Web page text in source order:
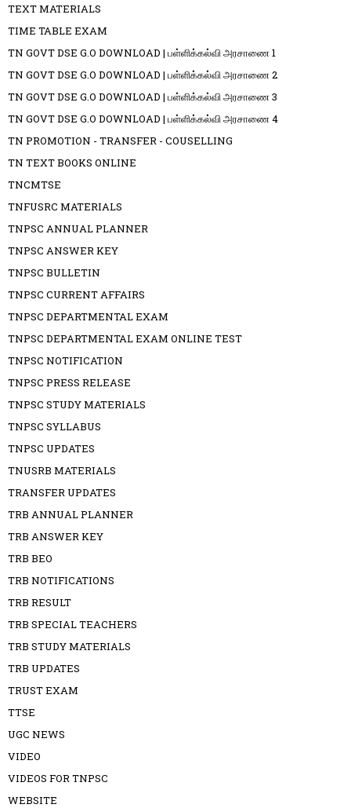
TEXT MATERIALS
TIME TABLE EXAM
TN GOVT DSE G.O DOWNLOAD | பள்ளிக்கல்வி அரசாணை 1
TN GOVT DSE G.O DOWNLOAD | பள்ளிக்கல்வி அரசாணை 2
TN GOVT DSE G.O DOWNLOAD | பள்ளிக்கல்வி அரசாணை 3
TN GOVT DSE G.O DOWNLOAD | பள்ளிக்கல்வி அரசாணை 4
TN PROMOTION - TRANSFER - COUSELLING
TN TEXT BOOKS ONLINE
TNCMTSE
TNFUSRC MATERIALS
TNPSC ANNUAL PLANNER
TNPSC ANSWER KEY
TNPSC BULLETIN
TNPSC CURRENT AFFAIRS
TNPSC DEPARTMENTAL EXAM
TNPSC DEPARTMENTAL EXAM ONLINE TEST
TNPSC NOTIFICATION
TNPSC PRESS RELEASE
TNPSC STUDY MATERIALS
TNPSC SYLLABUS
TNPSC UPDATES
TNUSRB MATERIALS
TRANSFER UPDATES
TRB ANNUAL PLANNER
TRB ANSWER KEY
TRB BEO
TRB NOTIFICATIONS
TRB RESULT
TRB SPECIAL TEACHERS
TRB STUDY MATERIALS
TRB UPDATES
TRUST EXAM
TTSE
UGC NEWS
VIDEO
VIDEOS FOR TNPSC
WEBSITE